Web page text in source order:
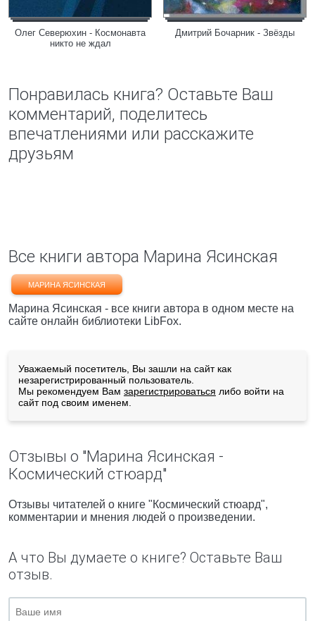
Олег Северюхин - Космонавта
никто не ждал
Дмитрий Бочарник - Звёзды
Понравилась книга? Оставьте Ваш
комментарий, поделитесь
впечатлениями или расскажите
друзьям
Все книги автора Марина Ясинская
МАРИНА ЯСИНСКАЯ
Марина Ясинская - все книги автора в одном месте на
сайте онлайн библиотеки LibFox.
Уважаемый посетитель, Вы зашли на сайт как
незарегистрированный пользователь.
Мы рекомендуем Вам зарегистрироваться либо войти на
сайт под своим именем.
Отзывы о "Марина Ясинская -
Космический стюард"
Отзывы читателей о книге "Космический стюард",
комментарии и мнения людей о произведении.
А что Вы думаете о книге? Оставьте Ваш
отзыв.